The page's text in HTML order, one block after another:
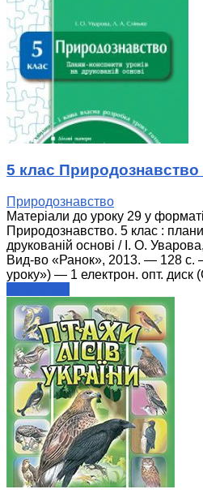
5 клас Природознавство
Природознавство
Матеріали до уроку 29 у
Природознавство. 5 клас :
друкованій основі / І. О.
Вид-во «Ранок», 2013. — 128 с.
уроку») — 1 електрон. опт. диск